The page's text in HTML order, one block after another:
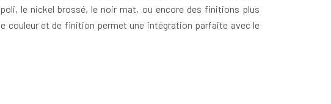
le nickel brossé, le noir mat, ou encore des finitions plus
couleur et de finition permet une intégration parfaite avec le